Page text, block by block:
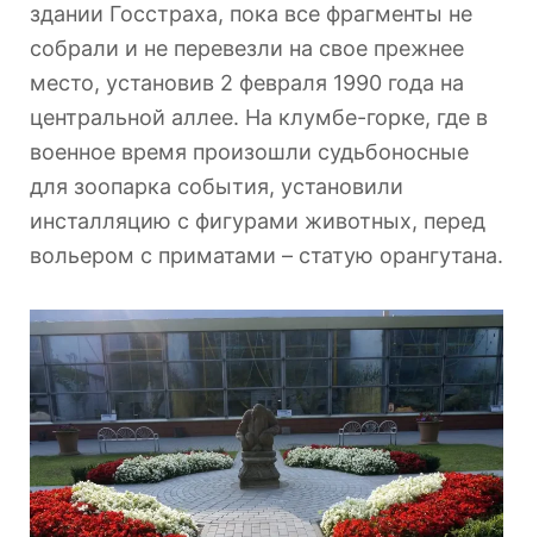
здании Госстраха, пока все фрагменты не
собрали и не перевезли на свое прежнее
место, установив 2 февраля 1990 года на
центральной аллее. На клумбе-горке, где в
военное время произошли судьбоносные
для зоопарка события, установили
инсталляцию с фигурами животных, перед
вольером с приматами – статую орангутана.